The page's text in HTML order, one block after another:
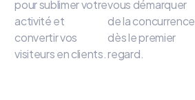
pour sublimer votre
activité et
convertir vos
visiteurs en clients.
vous démarquer
de la concurrence
dès le premier
regard.